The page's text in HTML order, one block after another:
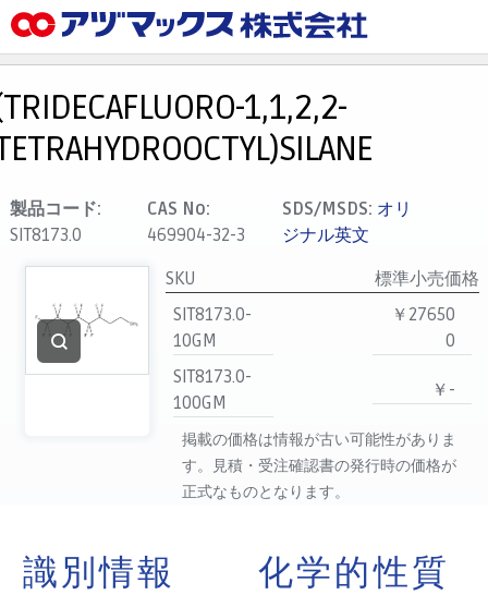
お気に入り
カート
マイアカウント
主要取扱ブランド
支払い
製品検索
1,1,2,2-
製品コード:
SIT8173.0
CAS No:
469904-32-3
SDS/MSDS: オリ
ジナル英文
SKU
標準小売価格
SIT8173.0-
10GM
￥27650
0
SIT8173.0-
100GM
￥-
掲載の価格は情報が古い可能性がありま
す。見積・受注確認書の発行時の価格が
正式なものとなります。
識別情報 化学的性質